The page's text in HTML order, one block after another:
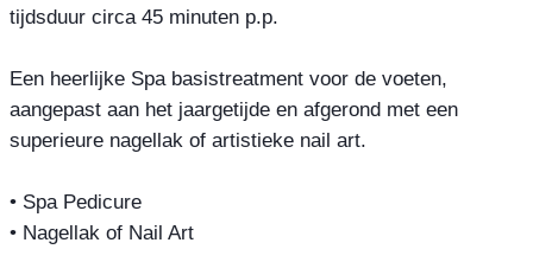
tijdsduur circa 45 minuten p.p.
Een heerlijke Spa basistreatment voor de voeten,
aangepast aan het jaargetijde en afgerond met een
superieure nagellak of artistieke nail art.
• Spa Pedicure
• Nagellak of Nail Art